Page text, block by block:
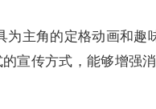
为主角的定格动画和趣
宣传方式，能够增强